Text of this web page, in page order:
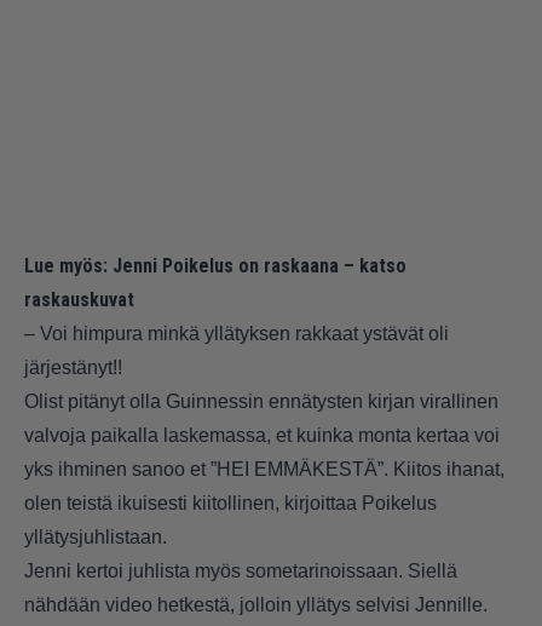
Lue myös: Jenni Poikelus on raskaana – katso
raskauskuvat
– Voi himpura minkä yllätyksen rakkaat ystävät oli
järjestänyt!!
Olist pitänyt olla Guinnessin ennätysten kirjan virallinen
valvoja paikalla laskemassa, et kuinka monta kertaa voi
yks ihminen sanoo et ”HEI EMMÄKESTÄ”. Kiitos ihanat,
olen teistä ikuisesti kiitollinen, kirjoittaa Poikelus
yllätysjuhlistaan.
Jenni kertoi juhlista myös sometarinoissaan. Siellä
nähdään video hetkestä, jolloin yllätys selvisi Jennille.